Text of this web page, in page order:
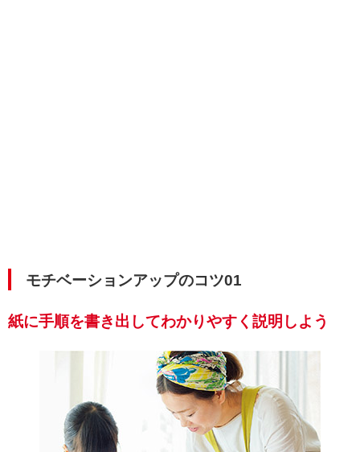
モチベーションアップのコツ01
紙に手順を書き出してわかりやすく説明しよう